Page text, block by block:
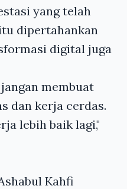
yang telah
dipertahankan
digital juga
membuat
dan kerja cerdas.
lebih baik lagi,"
Kahfi